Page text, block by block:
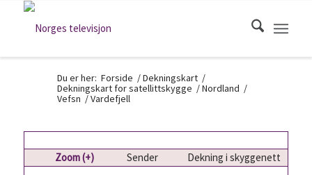
Du er her: Forside /Dekningskart /
Dekningskart for satellittskygge /Nordland /
Vefsn /Vardefjell
Zoom (+) Sender
Dekning i skyggenett